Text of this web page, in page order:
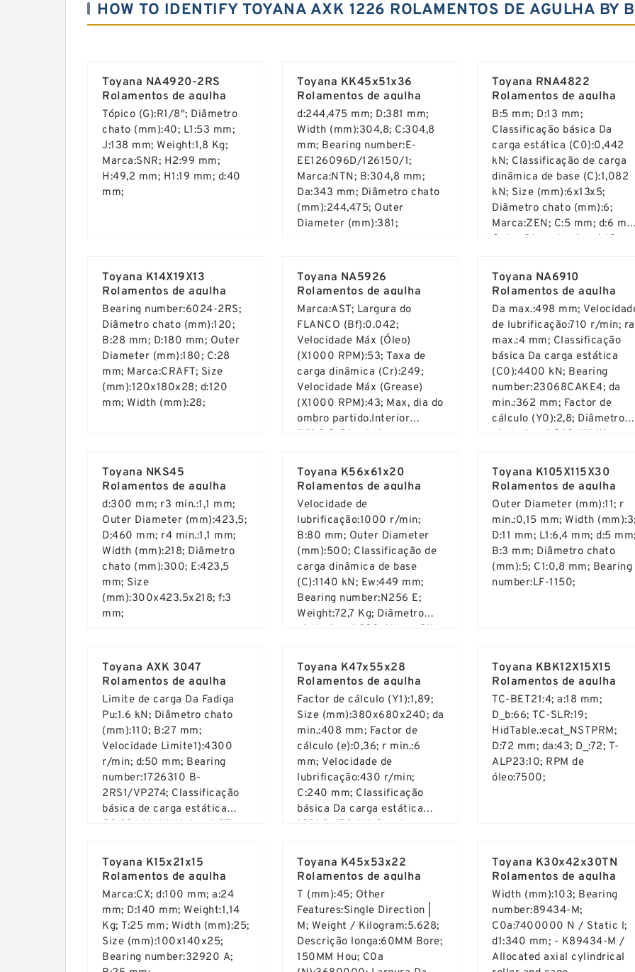
HOW TO IDENTIFY TOYANA AXK 1226 ROLAMENTOS DE AGULHA BY
Toyana NA4920-2RS
Rolamentos de agulha
Tópico (G):R1/8"; Diâmetro
chato (mm):40; L1:53 mm;
J:138 mm; Weight:1,8 Kg;
Marca:SNR; H2:99 mm;
H:49,2 mm; H1:19 mm; d:40
mm;
Toyana KK45x51x36
Rolamentos de agulha
d:244,475 mm; D:381 mm;
Width (mm):304,8; C:304,8
mm; Bearing number:E-
EE126096D/126150/1;
Marca:NTN; B:304,8 mm;
Da:343 mm; Diâmetro chato
(mm):244,475; Outer
Diameter (mm):381;
Toyana RNA4822
Rolamentos de agulha
B:5 mm; D:13 mm;
Classificação básica Da
carga estática (C0):0,442
kN; Classificação de carga
dinâmica de base (C):1,082
kN; Size (mm):6x13x5;
Diâmetro chato (mm):6;
Marca:ZEN; C:5 mm; d:6
Outer Diameter (mm):13;
Toyana K14X19X13
Rolamentos de agulha
Bearing number:6024-2RS;
Diâmetro chato (mm):120;
B:28 mm; D:180 mm; Outer
Diameter (mm):180; C:28
mm; Marca:CRAFT; Size
(mm):120x180x28; d:120
mm; Width (mm):28;
Toyana NA5926
Rolamentos de agulha
Marca:AST; Largura do
FLANCO (Bf):0.042;
Velocidade Máx (Óleo)
(X1000 RPM):53; Taxa de
carga dinâmica (Cr):249;
Velocidade Máx (Grease)
(X1000 RPM):43; Max, dia do
ombro partido.Interior
(Ui):0.3; Dia chato
Tipo de rolamento:Flanged
Sealed; Qty Da Bola:7;
Toyana NA6910
Rolamentos de agulha
Da max.:498 mm;
de lubrificação:710 r/min; ra
max.:4 mm; Classificação
básica Da carga estática
(C0):4400 kN; Bearing
number:23068CAKE4; da
min.:362 mm; Factor de
cálculo (Y0):2,8; Diâmetro
chato (mm):340; Width
(mm):520;
Toyana NKS45
Rolamentos de agulha
d:300 mm; r3 min.:1,1 mm;
Outer Diameter (mm):423,5;
D:460 mm; r4 min.:1,1 mm;
Width (mm):218; Diâmetro
chato (mm):300; E:423,5
mm; Size
(mm):300x423.5x218; f:3
mm;
Toyana K56x61x20
Rolamentos de agulha
Velocidade de
lubrificação:1000 r/min;
B:80 mm; Outer Diameter
(mm):500; Classificação de
carga dinâmica de base
(C):1140 kN; Ew:449 mm;
Bearing number:N256 E;
Weight:72,7 Kg; Diâmetro
chato (mm):280; Marca:CX;
Toyana K105X115X30
Rolamentos de agulha
Outer Diameter (mm):11; r
min.:0,15 mm; Width
D:11 mm; L1:6,4 mm; d:5
B:3 mm; Diâmetro chato
(mm):5; C1:0,8 mm; Bearing
number:LF-1150;
Toyana AXK 3047
Rolamentos de agulha
Limite de carga Da Fadiga
Pu:1.6 kN; Diâmetro chato
(mm):110; B:27 mm;
Velocidade Limite1):4300
r/min; d:50 mm; Bearing
number:1726310 B-
2RS1/VP274; Classificação
básica de carga estática
C0:38 kN; Width (mm):27;
completo:1 kg; Outer
Diameter (mm):50;
Toyana K47x55x28
Rolamentos de agulha
Factor de cálculo (Y1):1,89;
Size (mm):380x680x240; da
min.:408 mm; Factor de
cálculo (e):0,36; r min.:6
mm; Velocidade de
lubrificação:430 r/min;
C:240 mm; Classificação
básica Da carga estática
(C0):9 650 kN; Bearing
Classificação de carga
dinâmica de base (C):5 200
kN;
Toyana KBK12X15X15
Rolamentos de agulha
TC-BET21:4; a:18 mm;
D_b:66; TC-SLR:19;
HidTable.:ecat_NSTPRM;
D:72 mm; da:43; D_:72; T-
ALP23:10; RPM de
óleo:7500;
Toyana K15x21x15
Rolamentos de agulha
Marca:CX; d:100 mm; a:24
mm; D:140 mm; Weight:1,14
Kg; T:25 mm; Width (mm):25;
Size (mm):100x140x25;
Bearing number:32920 A;
Toyana K45x53x22
Rolamentos de agulha
T (mm):45; Other
Features:Single Direction |
M; Weight / Kilogram:5.628;
Descrição longa:60MM Bore;
150MM Hou; C0a
Toyana K30x42x30TN
Rolamentos de agulha
Width (mm):103; Bearing
number:89434-M;
C0a:7400000 N / Static l;
d1:340 mm; - K89434-M /
Allocated axial cylindrical